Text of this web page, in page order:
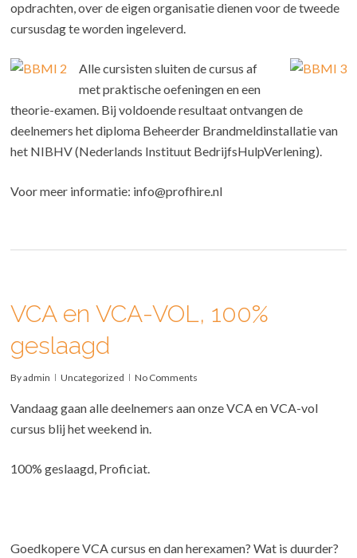
opdrachten, over de eigen organisatie dienen voor de tweede
cursusdag te worden ingeleverd.
Alle cursisten sluiten de cursus af
met praktische oefeningen en een
theorie-examen. Bij voldoende resultaat ontvangen de
deelnemers het diploma Beheerder Brandmeldinstallatie van
het NIBHV (Nederlands Instituut BedrijfsHulpVerlening).
Voor meer informatie: info@profhire.nl
VCA en VCA-VOL, 100%
geslaagd
Byadmin Uncategorized No Comments
Vandaag gaan alle deelnemers aan onze VCA en VCA-vol
cursus blij het weekend in.
100% geslaagd, Proficiat.
Goedkopere VCA cursus en dan herexamen? Wat is duurder?